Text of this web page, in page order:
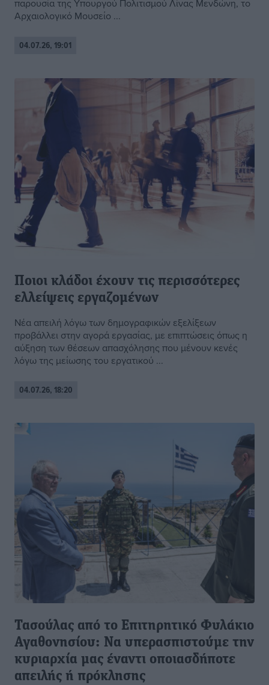
παρουσία της Υπουργού Πολιτισμού Λίνας Μενδώνη, το
Αρχαιολογικό Μουσείο ...
04.07.26, 19:01
Ποιοι κλάδοι έχουν τις περισσότερες
ελλείψεις εργαζομένων
Νέα απειλή λόγω των δημογραφικών εξελίξεων
προβάλλει στην αγορά εργασίας, με επιπτώσεις όπως η
αύξηση των θέσεων απασχόλησης που μένουν κενές
λόγω της μείωσης του εργατικού ...
04.07.26, 18:20
Τασούλας από το Επιτηρητικό Φυλάκιο
Αγαθονησίου: Να υπερασπιστούμε την
κυριαρχία μας έναντι οποιασδήποτε
απειλής ή πρόκλησης